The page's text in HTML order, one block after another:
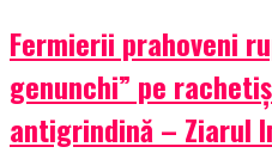
Fermierii prahoveni
genunchi” pe
antigrindină – Ziarul